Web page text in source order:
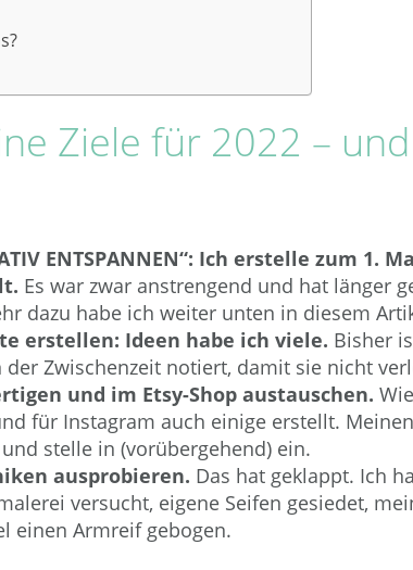
Ziele für 2022 –
ENTSPANNEN“: Ich erstelle zum 1.
Es war zwar anstrengend und hat länger
dazu habe ich weiter unten in diesem
erstellen: Ideen habe ich viele. Bisher
Zwischenzeit notiert, damit sie nicht
und im Etsy-Shop austauschen.
für Instagram auch einige erstellt.
stelle in (vorübergehend) ein.
ausprobieren. Das hat geklappt. Ich
versucht, eigene Seifen gesiedet,
einen Armreif gebogen.